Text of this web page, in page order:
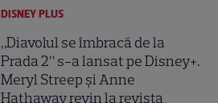
DISNEY PLUS
„Diavolul se îmbracă de la
Prada 2” s-a lansat pe Disney+.
Meryl Streep și Anne
Hathaway revin la revista